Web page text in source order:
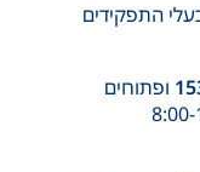
התפקידים
ופתוחים